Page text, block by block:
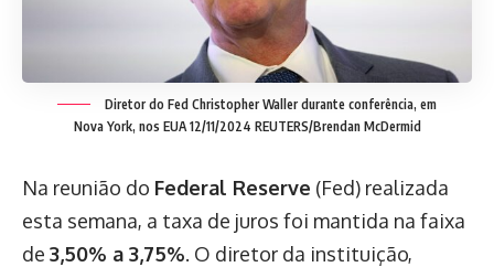
Diretor do Fed Christopher Waller durante conferência, em
Nova York, nos EUA 12/11/2024 REUTERS/Brendan McDermid
Na reunião do Federal Reserve (Fed) realizada
esta semana, a taxa de juros foi mantida na faixa
de 3,50% a 3,75%. O diretor da instituição,